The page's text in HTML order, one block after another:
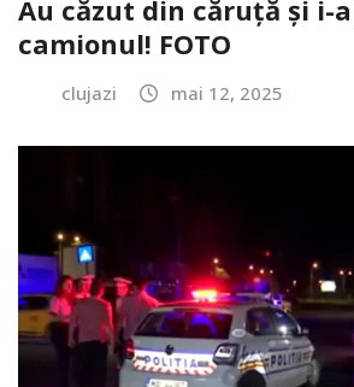
Au căzut din căruță și i-
camionul! FOTO
clujazi mai 12, 2025